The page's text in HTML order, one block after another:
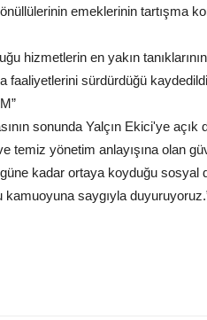
emeklerinin tartışma
hizmetlerin en yakın
faaliyetlerini sürdürdüğü
sonunda Yalçın Ekici'ye
temiz yönetim anlayışına olan
kadar ortaya koyduğu sosyal
saygıyla